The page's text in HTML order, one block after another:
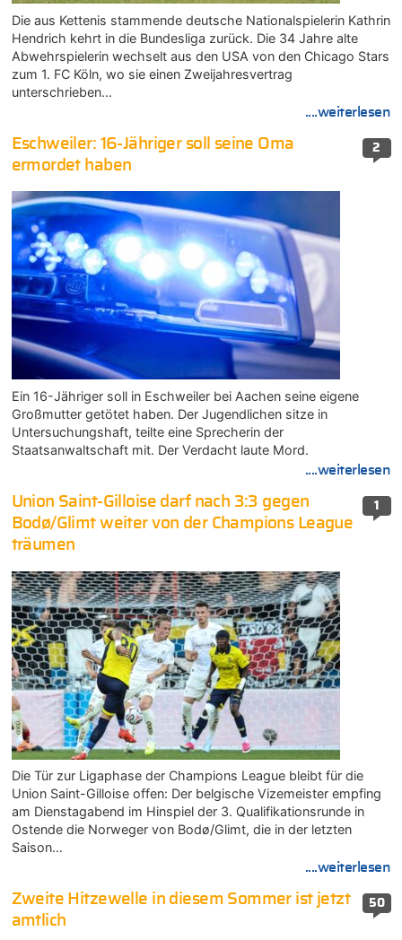
Die aus Kettenis stammende deutsche Nationalspielerin Kathrin
Hendrich kehrt in die Bundesliga zurück. Die 34 Jahre alte
Abwehrspielerin wechselt aus den USA von den Chicago Stars
zum 1. FC Köln, wo sie einen Zweijahresvertrag
unterschrieben…
....weiterlesen
2
Eschweiler: 16-Jähriger soll seine Oma
ermordet haben
Ein 16-Jähriger soll in Eschweiler bei Aachen seine eigene
Großmutter getötet haben. Der Jugendlichen sitze in
Untersuchungshaft, teilte eine Sprecherin der
Staatsanwaltschaft mit. Der Verdacht laute Mord.
....weiterlesen
1
Union Saint-Gilloise darf nach 3:3 gegen
Bodø/Glimt weiter von der Champions League
träumen
Die Tür zur Ligaphase der Champions League bleibt für die
Union Saint-Gilloise offen: Der belgische Vizemeister empfing
am Dienstagabend im Hinspiel der 3. Qualifikationsrunde in
Ostende die Norweger von Bodø/Glimt, die in der letzten
Saison…
....weiterlesen
50
Zweite Hitzewelle in diesem Sommer ist jetzt
amtlich